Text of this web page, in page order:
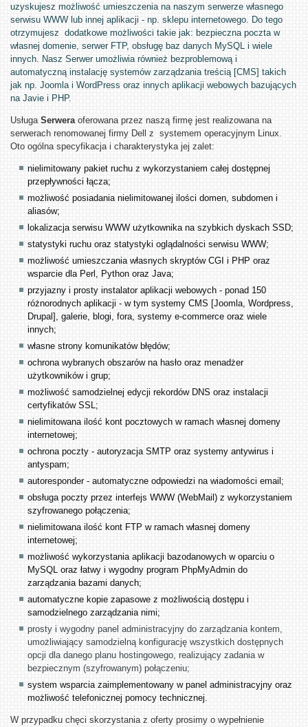
uzyskujesz możliwość umieszczenia na naszym serwerze własnego
serwisu WWW lub innej aplikacji - np. sklepu internetowego. Do tego
otrzymujesz dodatkowe możliwości takie jak: bezpieczna poczta w
własnej domenie, serwer FTP, obsługę baz danych MySQL i wiele
innych. Nasz Serwer umożliwia również bezproblemową i
automatyczną instalację systemów zarządzania treścią [CMS] takich
jak np. Joomla i WordPress oraz innych aplikacji webowych bazujących
na Javie i PHP.
UsługaSerweraoferowana przez naszą firmę jest realizowana na
serwerach renomowanej firmy Dell z systemem operacyjnym Linux.
Oto ogólna specyfikacja i charakterystyka jej zalet:
nielimitowany pakiet ruchu z wykorzystaniem całej dostępnej
przepływności łącza;
możliwość posiadania nielimitowanej ilości domen, subdomen i
aliasów;
lokalizacja serwisu WWW użytkownika na szybkich dyskach SSD;
statystyki ruchu oraz statystyki oglądalności serwisu WWW;
możliwość umieszczania własnych skryptów CGI i PHP oraz
wsparcie dla Perl, Python oraz Java;
przyjazny i prosty instalator aplikacji webowych - ponad 150
różnorodnych aplikacji - w tym systemy CMS [Joomla, Wordpress,
Drupal], galerie, blogi, fora, systemy e-commerce oraz wiele
innych;
własne strony komunikatów błędów;
ochrona wybranych obszarów na hasło oraz menadżer
użytkowników i grup;
możliwość samodzielnej edycji rekordów DNS orazinstalacji
certyfikatów SSL;
nielimitowana ilość kont pocztowych w ramach własnej domeny
internetowej;
ochrona poczty - autoryzacja SMTP oraz systemy antywirus i
antyspam;
autoresponder - automatyczne odpowiedzi na wiadomości email;
obsługa poczty przez interfejs WWW (WebMail) z wykorzystaniem
szyfrowanego połączenia;
nielimitowana ilość kont FTP w ramach własnej domeny
internetowej;
możliwość wykorzystania aplikacji bazodanowych w oparciu o
MySQL oraz łatwy i wygodny program PhpMyAdmin do
zarządzania bazami danych;
automatyczne kopie zapasowe z możliwością dostępu i
samodzielnego zarządzania nimi;
prosty i wygodny panel administracyjny do zarządzania kontem,
umożliwiający samodzielną konfigurację wszystkich dostępnych
opcji dla danego planu hostingowego, realizujący zadania w
bezpiecznym (szyfrowanym) połączeniu;
system wsparcia zaimplementowany w panel administracyjny oraz
możliwość telefonicznej pomocy technicznej.
W przypadku chęci skorzystania z oferty prosimy o wypełnienie